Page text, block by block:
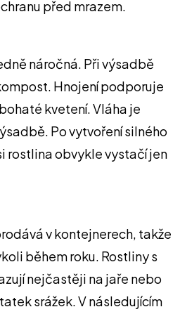
před mrazem.
náročná. Při výsadbě
Hnojení podporuje
kvetení. Vláha je
Po vytvoření silného
rostlina obvykle vystačí jen
v kontejnerech, takže
během roku. Rostliny s
nejčastěji na jaře nebo
srážek. V následujícím